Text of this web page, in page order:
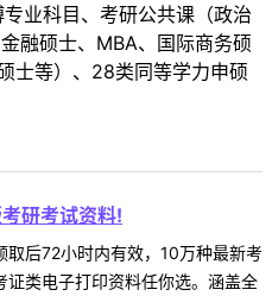
业科目、考研公共课（政治
融硕士、MBA、国际商务硕
士等）、28类同等学力申硕
研考试资料!
取后72小时内有效，10万种最新考
证类电子打印资料任你选。涵盖全